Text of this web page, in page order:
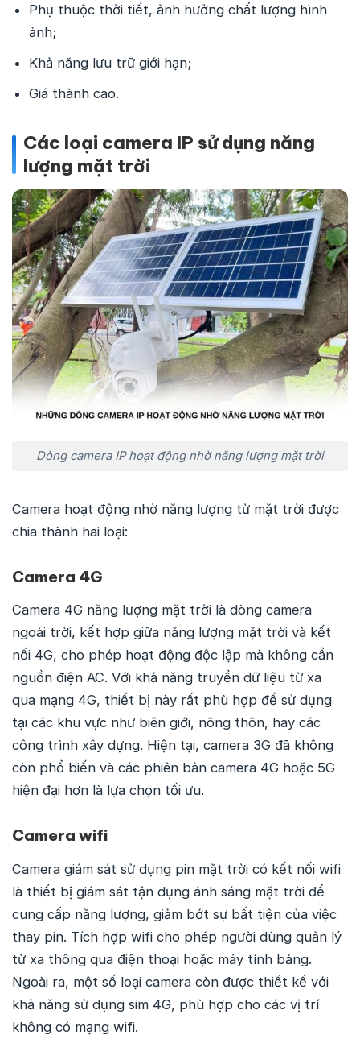
Phụ thuộc thời tiết, ảnh hưởng chất lượng hình
ảnh;
Khả năng lưu trữ giới hạn;
Giá thành cao.
Các loại camera IP sử dụng năng
lượng mặt trời
Dòng camera IP hoạt động nhờ năng lượng mặt trời
Camera hoạt động nhờ năng lượng từ mặt trời được
chia thành hai loại:
Camera 4G
Camera 4G năng lượng mặt trời là dòng camera
ngoài trời, kết hợp giữa năng lượng mặt trời và kết
nối 4G, cho phép hoạt động độc lập mà không cần
nguồn điện AC. Với khả năng truyền dữ liệu từ xa
qua mạng 4G, thiết bị này rất phù hợp để sử dụng
tại các khu vực như biên giới, nông thôn, hay các
công trình xây dựng. Hiện tại, camera 3G đã không
còn phổ biến và các phiên bản camera 4G hoặc 5G
hiện đại hơn là lựa chọn tối ưu.
Camera wifi
Camera giám sát sử dụng pin mặt trời có kết nối wifi
là thiết bị giám sát tận dụng ánh sáng mặt trời để
cung cấp năng lượng, giảm bớt sự bất tiện của việc
thay pin. Tích hợp wifi cho phép người dùng quản lý
từ xa thông qua điện thoại hoặc máy tính bảng.
Ngoài ra, một số loại camera còn được thiết kế với
khả năng sử dụng sim 4G, phù hợp cho các vị trí
không có mạng wifi.